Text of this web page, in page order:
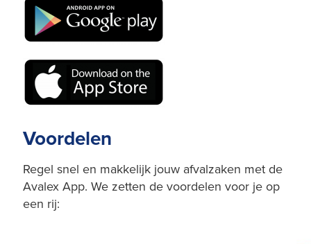
Voordelen
Regel snel en makkelijk jouw afvalzaken met de
Avalex App. We zetten de voordelen voor je op
een rij: